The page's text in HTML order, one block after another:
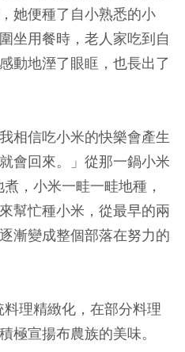
她便種了自小熟悉的小
坐用餐時，老人家吃到自
動地溼了眼眶，也長出了
相信吃小米的快樂會產生
會回來。」從那一鍋小米
，小米一畦一畦地種，
幫忙種小米，從最早的兩
漸變成整個部落在努力的
理精緻化，在部分料理
極宣揚布農族的美味。